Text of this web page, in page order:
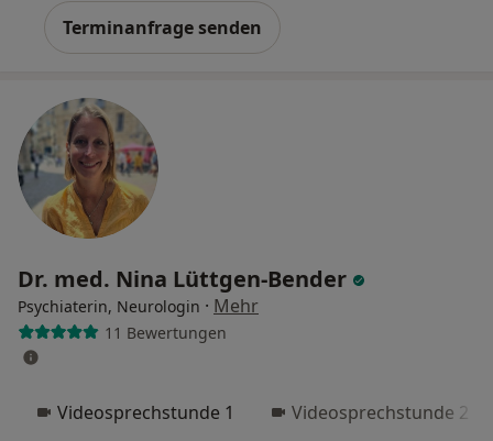
Terminanfrage senden
Dr. med. Nina Lüttgen-Bender
Psychiaterin, Neurologin · Mehr
11 Bewertungen
Videosprechstunde 1 Videosprechstunde 2